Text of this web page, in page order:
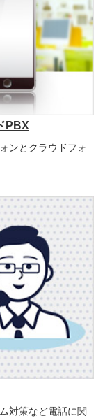
PBX
ンとクラウドフォ
対策など電話に関